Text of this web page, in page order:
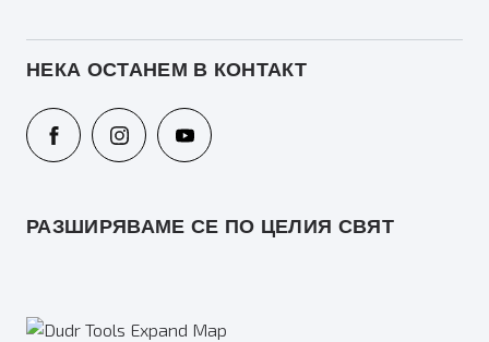
НЕКА ОСТАНЕМ В КОНТАКТ
РАЗШИРЯВАМЕ СЕ ПО ЦЕЛИЯ СВЯТ